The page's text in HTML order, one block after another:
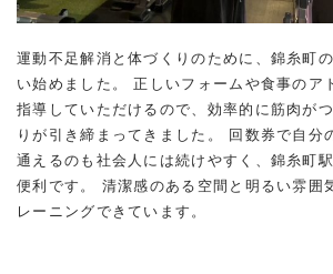
運動不足解消と体づくりのために、錦糸町
い始めました。 正しいフォームや食事のア
指導していただけるので、効率的に筋肉が
りが引き締まってきました。 回数券で自分
通えるのも社会人には続けやすく、錦糸町
便利です。 清潔感のある空間と明るい雰囲
レーニングできています。